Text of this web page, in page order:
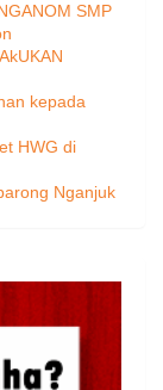
SMP
kepada
HWG di
Nganjuk